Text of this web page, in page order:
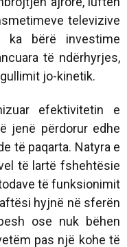
televizive
ka bërë investime
të ndërhyrjes,
jo-kinetik.
efektivitetin e
jenë përdorur edhe
të paqarta. Natyra e
të lartë fshehtësie
të funksionimit
hyjnë në sferën
ose nuk bëhen
pas një kohe të